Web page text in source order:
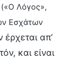
(«Ο Λόγος»,
Εσχάτων
απ’
και είναι